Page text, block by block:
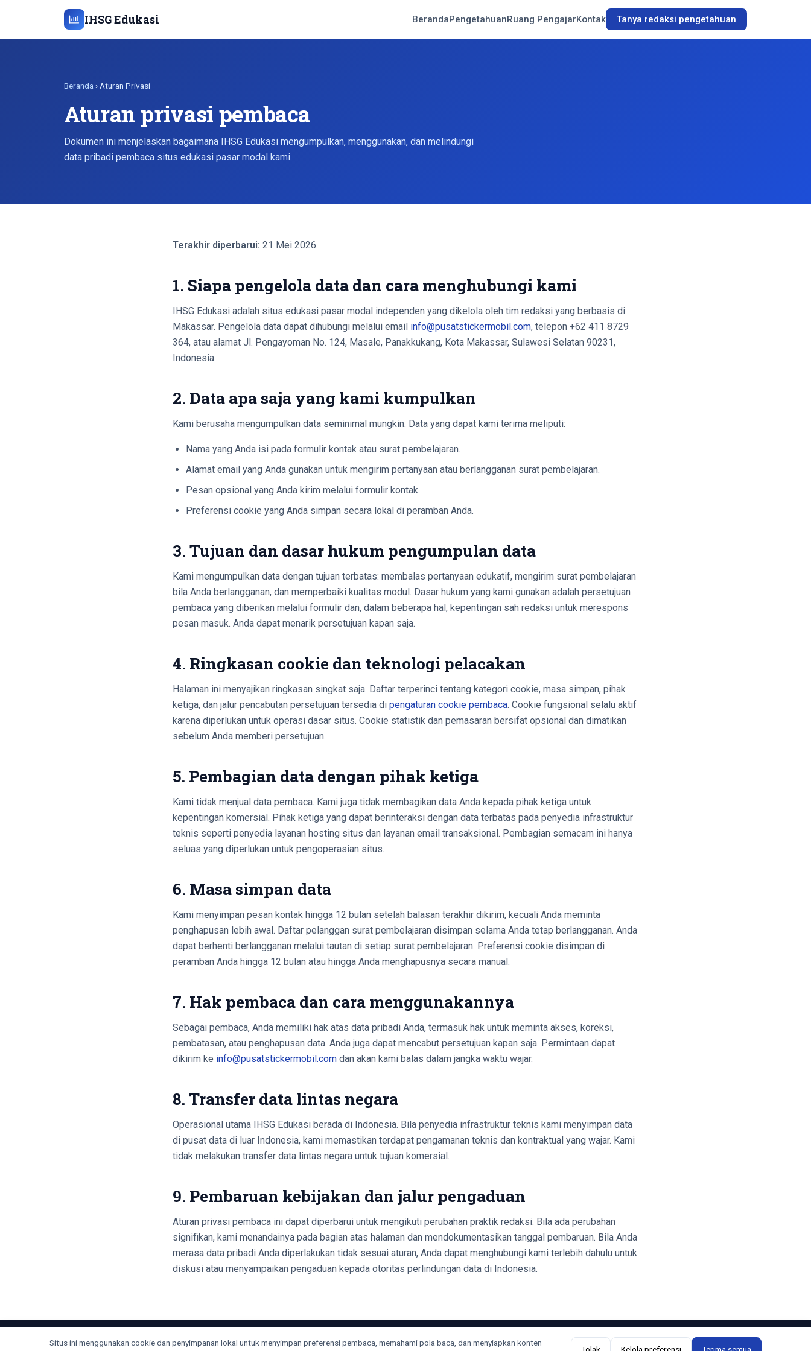
IHSG Edukasi BerandaPengetahuanRuang PengajarKontak Tanya redaksi pengetahuan
Beranda › Aturan Privasi
Aturan privasi pembaca
Dokumen ini menjelaskan bagaimana IHSG Edukasi mengumpulkan, menggunakan, dan melindungi
data pribadi pembaca situs edukasi pasar modal kami.
Terakhir diperbarui: 21 Mei 2026.
1. Siapa pengelola data dan cara menghubungi kami
IHSG Edukasi adalah situs edukasi pasar modal independen yang dikelola oleh tim redaksi yang berbasis di
Makassar. Pengelola data dapat dihubungi melalui email info@pusatstickermobil.com, telepon +62 411 8729
364, atau alamat Jl. Pengayoman No. 124, Masale, Panakkukang, Kota Makassar, Sulawesi Selatan 90231,
Indonesia.
2. Data apa saja yang kami kumpulkan
Kami berusaha mengumpulkan data seminimal mungkin. Data yang dapat kami terima meliputi:
Nama yang Anda isi pada formulir kontak atau surat pembelajaran.
Alamat email yang Anda gunakan untuk mengirim pertanyaan atau berlangganan surat pembelajaran.
Pesan opsional yang Anda kirim melalui formulir kontak.
Preferensi cookie yang Anda simpan secara lokal di peramban Anda.
3. Tujuan dan dasar hukum pengumpulan data
Kami mengumpulkan data dengan tujuan terbatas: membalas pertanyaan edukatif, mengirim surat pembelajaran
bila Anda berlangganan, dan memperbaiki kualitas modul. Dasar hukum yang kami gunakan adalah persetujuan
pembaca yang diberikan melalui formulir dan, dalam beberapa hal, kepentingan sah redaksi untuk merespons
pesan masuk. Anda dapat menarik persetujuan kapan saja.
4. Ringkasan cookie dan teknologi pelacakan
Halaman ini menyajikan ringkasan singkat saja. Daftar terperinci tentang kategori cookie, masa simpan, pihak
ketiga, dan jalur pencabutan persetujuan tersedia di pengaturan cookie pembaca. Cookie fungsional selalu aktif
karena diperlukan untuk operasi dasar situs. Cookie statistik dan pemasaran bersifat opsional dan dimatikan
sebelum Anda memberi persetujuan.
5. Pembagian data dengan pihak ketiga
Kami tidak menjual data pembaca. Kami juga tidak membagikan data Anda kepada pihak ketiga untuk
kepentingan komersial. Pihak ketiga yang dapat berinteraksi dengan data terbatas pada penyedia infrastruktur
teknis seperti penyedia layanan hosting situs dan layanan email transaksional. Pembagian semacam ini hanya
seluas yang diperlukan untuk pengoperasian situs.
6. Masa simpan data
Kami menyimpan pesan kontak hingga 12 bulan setelah balasan terakhir dikirim, kecuali Anda meminta
penghapusan lebih awal. Daftar pelanggan surat pembelajaran disimpan selama Anda tetap berlangganan. Anda
dapat berhenti berlangganan melalui tautan di setiap surat pembelajaran. Preferensi cookie disimpan di
peramban Anda hingga 12 bulan atau hingga Anda menghapusnya secara manual.
7. Hak pembaca dan cara menggunakannya
Sebagai pembaca, Anda memiliki hak atas data pribadi Anda, termasuk hak untuk meminta akses, koreksi,
pembatasan, atau penghapusan data. Anda juga dapat mencabut persetujuan kapan saja. Permintaan dapat
dikirim ke info@pusatstickermobil.com dan akan kami balas dalam jangka waktu wajar.
8. Transfer data lintas negara
Operasional utama IHSG Edukasi berada di Indonesia. Bila penyedia infrastruktur teknis kami menyimpan data
di pusat data di luar Indonesia, kami memastikan terdapat pengamanan teknis dan kontraktual yang wajar. Kami
tidak melakukan transfer data lintas negara untuk tujuan komersial.
9. Pembaruan kebijakan dan jalur pengaduan
Aturan privasi pembaca ini dapat diperbarui untuk mengikuti perubahan praktik redaksi. Bila ada perubahan
signifikan, kami menandainya pada bagian atas halaman dan mendokumentasikan tanggal pembaruan. Bila Anda
merasa data pribadi Anda diperlakukan tidak sesuai aturan, Anda dapat menghubungi kami terlebih dahulu untuk
diskusi atau menyampaikan pengaduan kepada otoritas perlindungan data di Indonesia.
IHSG Edukasi Aturan PrivasiPengaturan CookieIdentitas TimCatatan PemakaianKontakKelola preferensi cookie © IHSG Edukasi 2026 - Seluruh hak dilindungi
Situs ini menggunakan cookie dan penyimpanan lokal untuk menyimpan preferensi pembaca, memahami pola baca, dan menyiapkan konten